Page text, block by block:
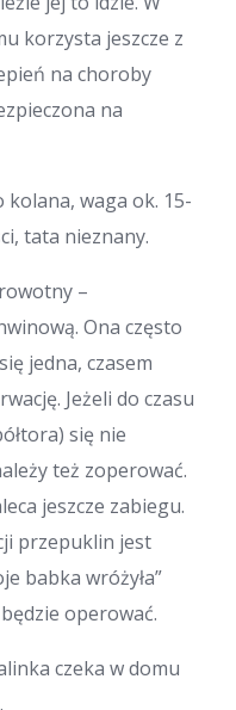
korzysta jeszcze z
na choroby
na
kolana, waga ok. 15-
tata nieznany.
–
Ona często
jedna, czasem
Jeżeli do czasu
się nie
też zoperować.
jeszcze zabiegu.
przepuklin jest
babka wróżyła”
operować.
czeka w domu